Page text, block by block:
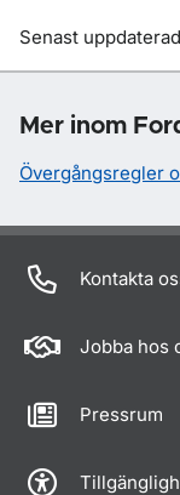
Om sidan
Senast
Mer inom
Övergångsregler
Kontakta
Jobba hos
Pressrum